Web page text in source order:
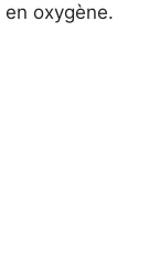
oxygène.